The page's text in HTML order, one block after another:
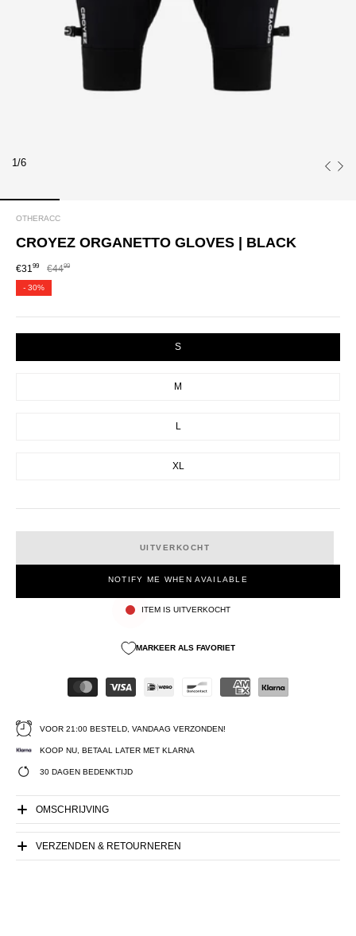
1/6
OTHERACC
CROYEZ ORGANETTO GLOVES | BLACK
€3199 €4499
- 30%
S
M
L
XL
UITVERKOCHT
NOTIFY ME WHEN AVAILABLE
ITEM IS UITVERKOCHT
MARKEER ALS FAVORIET
VOOR 21:00 BESTELD, VANDAAG VERZONDEN!
KOOP NU, BETAAL LATER MET KLARNA
30 DAGEN BEDENKTIJD
OMSCHRIJVING
VERZENDEN & RETOURNEREN